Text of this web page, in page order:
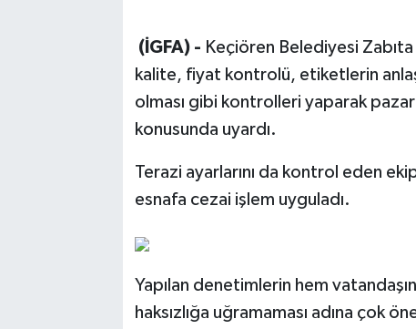
(İGFA) - Keçiören Belediyesi
kalite, fiyat kontrolü, etiketlerin
olması gibi kontrolleri yaparak
konusunda uyardı.
Terazi ayarlarını da kontrol eden
esnafa cezai işlem uyguladı.
Yapılan denetimlerin hem
haksızlığa uğramaması adına çok